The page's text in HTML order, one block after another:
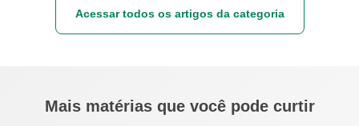
Acessar todos os artigos da categoria
Mais matérias que você pode curtir